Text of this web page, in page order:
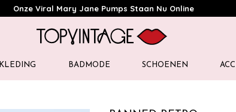
Onze Viral Mary Jane Pumps Staan Nu Online
KLEDING BADMODE SCHOENEN